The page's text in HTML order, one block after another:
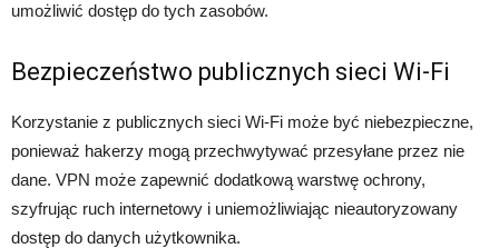
umożliwić dostęp do tych zasobów.
Bezpieczeństwo publicznych sieci Wi-Fi
Korzystanie z publicznych sieci Wi-Fi może być niebezpieczne,
ponieważ hakerzy mogą przechwytywać przesyłane przez nie
dane. VPN może zapewnić dodatkową warstwę ochrony,
szyfrując ruch internetowy i uniemożliwiając nieautoryzowany
dostęp do danych użytkownika.